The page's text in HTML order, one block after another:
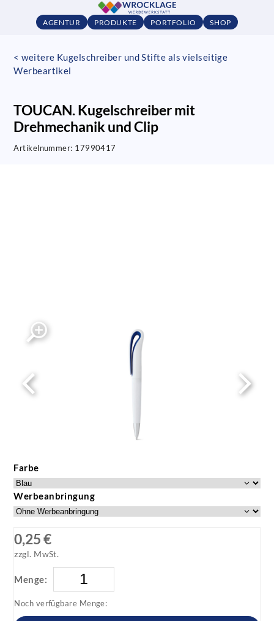
AGENTUR PRODUKTE PORTFOLIO SHOP
< weitere Kugelschreiber und Stifte als vielseitige
Werbeartikel
TOUCAN. Kugelschreiber mit
Drehmechanik und Clip
Artikelnummer: 17990417
Farbe
Werbeanbringung
0,25 €
zzgl. MwSt.
Menge:
Noch verfügbare Menge: